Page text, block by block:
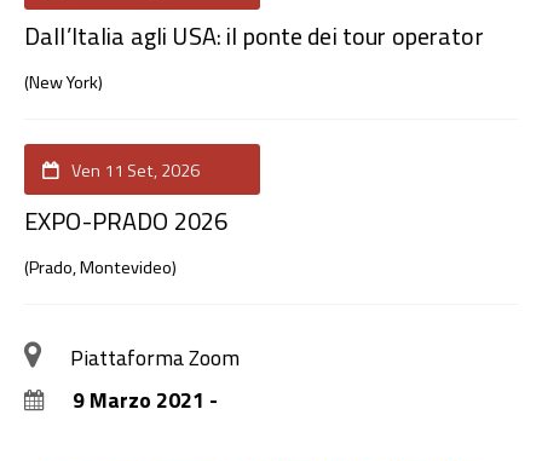
Dall’Italia agli USA: il ponte dei tour operator
(New York)
Ven 11 Set, 2026
EXPO-PRADO 2026
(Prado, Montevideo)
Piattaforma Zoom
9 Marzo 2021 -